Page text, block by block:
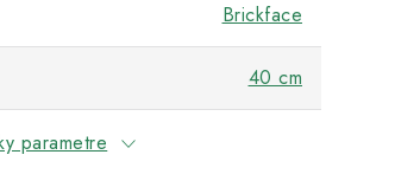
Brickface
40 cm
parametre